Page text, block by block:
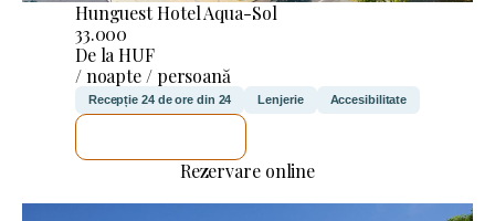
Hunguest Hotel Aqua-Sol
33.000
De la HUF
/ noapte / persoană
Recepție 24 de ore din 24 Lenjerie Accesibilitate
Rezervare online